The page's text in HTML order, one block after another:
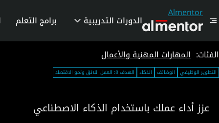
Almentor
الدورات التدريبية برامج التعلم
الفئات: المهارات المهنية والأعمال
التطوير الوظيفي الوظائف الذكاء الهدف 8: العمل اللائق ونمو الاقتصاد
عزز أداء عملك باستخدام الذكاء الاصطناعي